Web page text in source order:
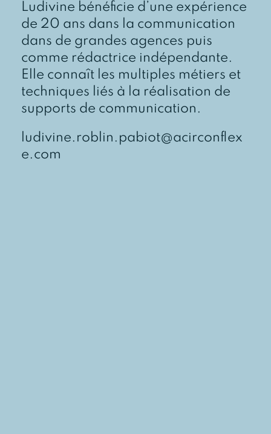
ludivine.roblin.pabiot@acirconflex
e.com
Ludivine bénéficie d’une expérience
de 20 ans dans la communication
dans de grandes agences puis
comme rédactrice indépendante.
Elle connaît les multiples métiers et
techniques liés à la réalisation de
supports de communication.